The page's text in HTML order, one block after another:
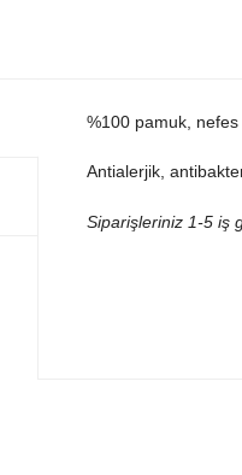
%100 pamuk, nefes
Antialerjik,
Siparişleriniz 1-5 iş